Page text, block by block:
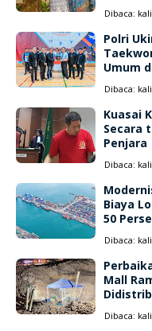
Dibaca: kali
Polri
Umum
Dibaca: kali
Kuasai
Secara
Penjara
Dibaca: kali
Biaya
50
Dibaca: kali
Mall
Dibaca: kali